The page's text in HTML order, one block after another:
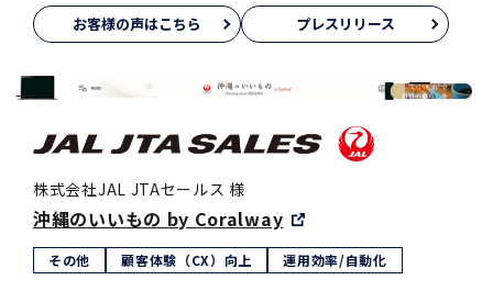
お客様の声はこちら プレスリリース
株式会社JAL JTAセールス 様
沖縄のいいもの by Coralway
その他 顧客体験（CX）向上 運用効率/自動化